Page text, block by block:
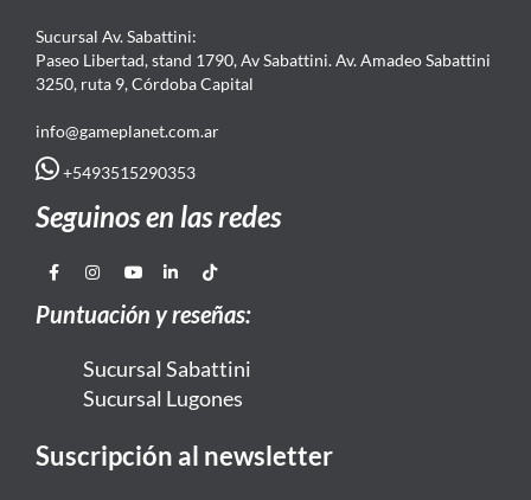
Sucursal Av. Sabattini:
Paseo Libertad, stand 1790, Av Sabattini. Av. Amadeo Sabattini
3250, ruta 9, Córdoba Capital
info@gameplanet.com.ar
+5493515290353
Seguinos en las redes
Puntuación y reseñas:
Sucursal Sabattini
Sucursal Lugones
Suscripción al newsletter